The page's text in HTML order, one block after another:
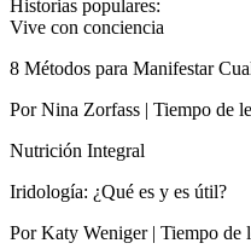
Historias populares:
Vive con conciencia
8 Métodos para Manifestar
Por Nina Zorfass | Tiempo de
Nutrición Integral
Iridología: ¿Qué es y es útil?
Por Katy Weniger | Tiempo de